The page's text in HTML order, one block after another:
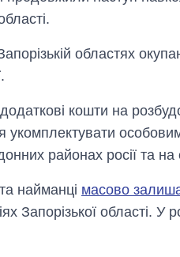
областях
кошти на
укомплектувати
районах росії та на
найманці масово
Запорізької області.